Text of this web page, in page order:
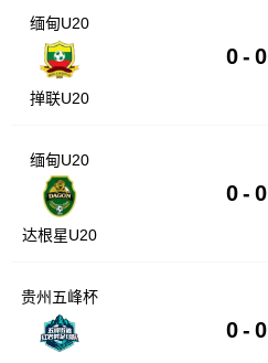
缅甸U20
掸联U20
0 - 0
缅甸U20
达根星U20
0 - 0
贵州五峰杯
0 - 0